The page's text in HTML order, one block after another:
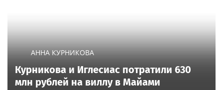
АННА КУРНИКОВА
Курникова и Иглесиас потратили 630
млн рублей на виллу в Майами